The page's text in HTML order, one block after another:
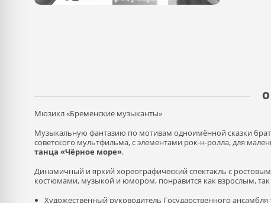
О
Мюзикл «Бременские музыканты»
Музыкальную фантазию по мотивам одноимённой сказки
советского мультфильма, с элементами рок-н-ролла, для
танца «Чёрное море».
Динамичный и яркий хореографический спектакль с
костюмами, музыкой и юмором, понравится как взрослым, так
Художественный руководитель Государственного